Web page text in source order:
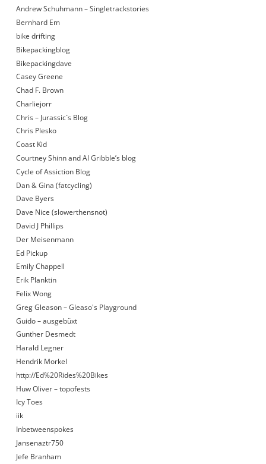
Andrew Schuhmann – Singletrackstories
Bernhard Em
bike drifting
Bikepackingblog
Bikepackingdave
Casey Greene
Chad F. Brown
Charliejorr
Chris – Jurassic´s Blog
Chris Plesko
Coast Kid
Courtney Shinn and Al Gribble’s blog
Cycle of Assiction Blog
Dan & Gina (fatcycling)
Dave Byers
Dave Nice (slowerthensnot)
David J Phillips
Der Meisenmann
Ed Pickup
Emily Chappell
Erik Planktin
Felix Wong
Greg Gleason – Gleaso's Playground
Guido – ausgebüxt
Gunther Desmedt
Harald Legner
Hendrik Morkel
http://Ed%20Rides%20Bikes
Huw Oliver – topofests
Icy Toes
iik
Inbetweenspokes
Jansenaztr750
Jefe Branham